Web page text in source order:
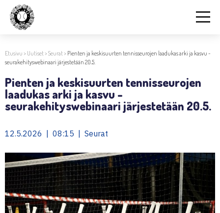
Etusivu > Uutiset>Seurat> Pienten ja keskisuurten tennisseurojen laadukas arki ja kasvu -
seurakehityswebinaari järjestetään 20.5.
Pienten ja keskisuurten tennisseurojen
laadukas arki ja kasvu -
seurakehityswebinaari järjestetään 20.5.
12.5.2026 | 08:15 | Seurat